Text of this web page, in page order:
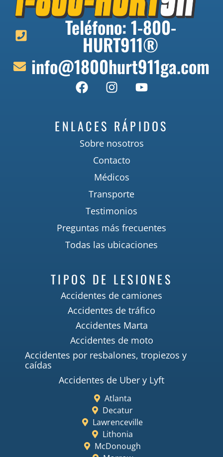
ENLACES RÁPIDOS
Sobre nosotros
Contacto
Médicos
Transporte
Testimonios
Preguntas más frecuentes
Todas las ubicaciones
Teléfono: 1-800-
HURT911®
info@1800hurt911ga.com
TIPOS DE LESIONES
Accidentes de camiones
Accidentes de tráfico
Accidentes Marta
Accidentes de moto
Accidentes por resbalones, tropiezos y
caídas
Accidentes de Uber y Lyft
Atlanta
Decatur
Lawrenceville
Lithonia
McDonough